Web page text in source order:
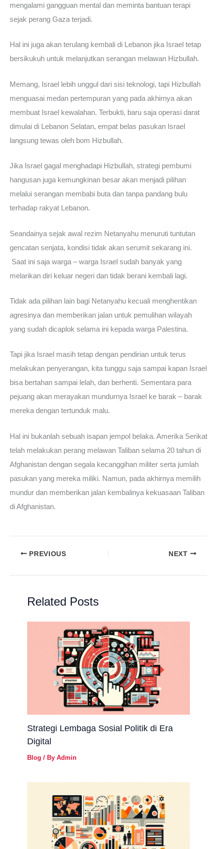
mengalami gangguan mental dan meminta bantuan terapi
sejak perang Gaza terjadi.
Hal ini juga akan terulang kembali di Lebanon jika Israel tetap
bersikukuh untuk melanjutkan serangan melawan Hizbullah.
Memang, Israel lebih unggul dari sisi teknologi, tapi Hizbullah
menguasai medan pertempuran yang pada akhirnya akan
membuat Israel kewalahan. Terbukti, baru saja operasi darat
dimulai di Lebanon Selatan, empat belas pasukan Israel
langsung tewas oleh bom Hizbullah.
Jika Israel gagal menghadapi Hizbullah, strategi pembumi
hangusan juga kemungkinan besar akan menjadi pilihan
melalui serangan membabi buta dan tanpa pandang bulu
terhadap rakyat Lebanon.
Seandainya sejak awal rezim Netanyahu menuruti tuntutan
gencatan senjata, kondisi tidak akan serumit sekarang ini.
Saat ini saja warga – warga Israel sudah banyak yang
melarikan diri keluar negeri dan tidak berani kembali lagi.
Tidak ada pilihan lain bagi Netanyahu kecuali menghentikan
agresinya dan memberikan jalan untuk pemulihan wilayah
yang sudah dicaplok selama ini kepada warga Palestina.
Tapi jika Israel masih tetap dengan pendirian untuk terus
melakukan penyerangan, kita tunggu saja sampai kapan Israel
bisa bertahan sampai lelah, dan berhenti. Sementara para
pejuang akan merayakan mundurnya Israel ke barak – barak
mereka dengan tertunduk malu.
Hal ini bukanlah sebuah isapan jempol belaka. Amerika Serikat
telah melakukan perang melawan Taliban selama 20 tahun di
Afghanistan dengan segala kecanggihan militer serta jumlah
pasukan yang mereka miliki. Namun, pada akhirnya memilih
mundur dan memberikan jalan kembalinya kekuasaan Taliban
di Afghanistan.
PREVIOUS NEXT
Related Posts
Strategi Lembaga Sosial Politik di Era
Digital
Blog / ByAdmin